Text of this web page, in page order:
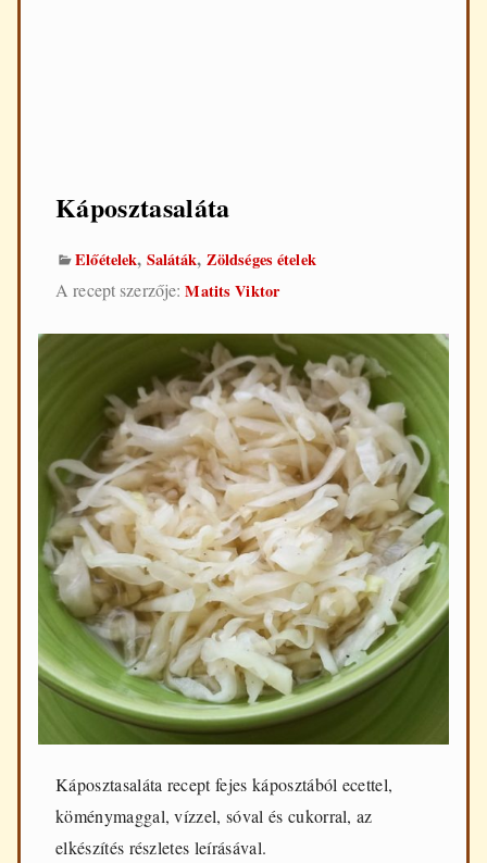
Káposztasaláta
Előételek, Saláták, Zöldséges ételek
A recept szerzője:Matits Viktor
Káposztasaláta recept fejes káposztából ecettel,
köménymaggal, vízzel, sóval és cukorral, az
elkészítés részletes leírásával.